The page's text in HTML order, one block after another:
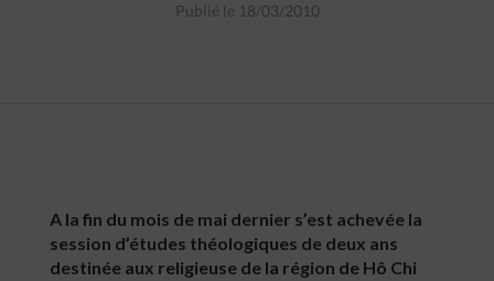
Publié le 18/03/2010
A la fin du mois de mai dernier s’est achevée la
session d’études théologiques de deux ans
destinée aux religieuse de la région de Hô Chi